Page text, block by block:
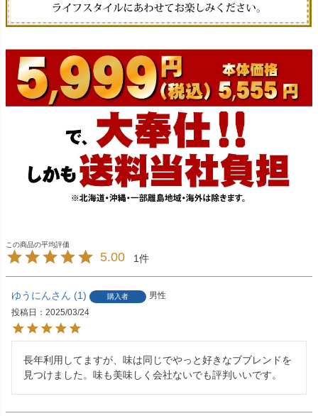
5.00 1
ゆうにん 1 購入者
男性
投稿日
2025/03/24
長年利用してますが、味は同じでやっと好きなブブレンドを
見つけました。味も美味しく会社ないでも評判いいです。